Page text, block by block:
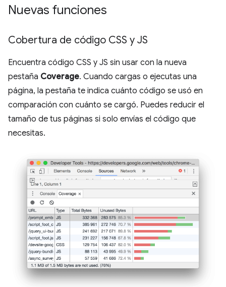
Nuevas funciones
Cobertura de código CSS y JS
Encuentra código CSS y JS sin usar con la nueva
pestaña Coverage. Cuando cargas o ejecutas una
página, la pestaña te indica cuánto código se usó en
comparación con cuánto se cargó. Puedes reducir el
tamaño de tus páginas si solo envías el código que
necesitas.